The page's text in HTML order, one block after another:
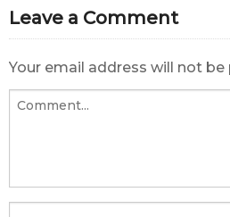
Leave a Comment
Your email address will not be